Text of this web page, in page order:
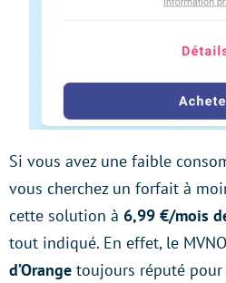
Si vous avez une faible
vous cherchez un forfait à
cette solution à 6,99 €/mois
tout indiqué. En effet, le
d’Orange toujours réputé